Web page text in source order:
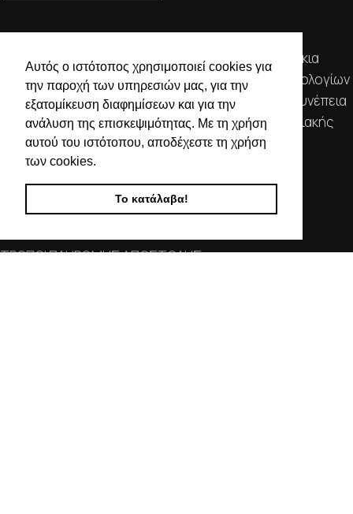
Αυτός ο ιστότοπος χρησιμοποιεί cookies για
την παροχή των υπηρεσιών μας, για την
εξατομίκευση διαφημίσεων και για την
ανάλυση της επισκεψιμότητας. Με τη χρήση
αυτού του ιστότοπου, αποδέχεστε τη χρήση
των cookies.
Το κατάλαβα!
Απευθυνόμενοι σε εμπόρους, διαθέτουμε λουράκια
ρολογιών, μπρασελέ, μπαταρίες, μηχανισμούς ωρολογίων
& εργαλεία αρίστης ποιότητας. Η αξιοπιστία & η συνέπεια
αποτελούν τα κύρια χαρακτηριστικά της οικογενειακής
επιχείρησής μας.
ΕΠΙΚΟΙΝΩΝΙΑ
ΤΡΟΠΟΙ ΠΛΗΡΩΜΗΣ ΑΠΟΣΤΟΛΗΣ